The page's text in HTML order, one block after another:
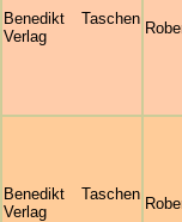
Benedikt Taschen
Verlag
Benedikt Taschen
Verlag